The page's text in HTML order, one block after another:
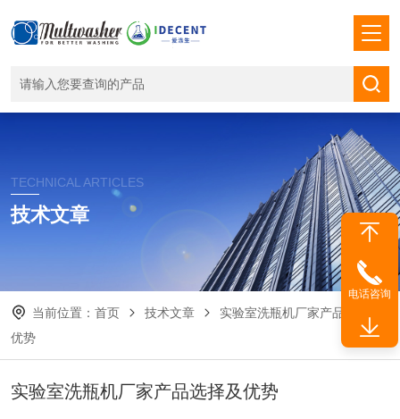
TECHNICAL ARTICLES
技术文章
当前位置： 首页 技术文章
实验室洗瓶机厂家产品选择及
优势
实验室洗瓶机厂家产品选择及优势
电话咨询